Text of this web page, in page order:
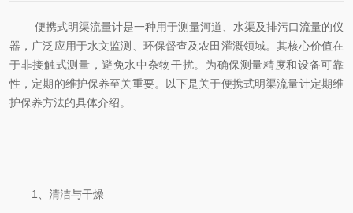
便携式明渠流量计是一种用于测量河道、水渠及排污口流量的仪
器，广泛应用于水文监测、环保督查及农田灌溉领域。其核心价值在
于非接触式测量，避免水中杂物干扰。为确保测量精度和设备可靠
性，定期的维护保养至关重要。以下是关于便携式明渠流量计定期维
护保养方法的具体介绍。
1、清洁与干燥